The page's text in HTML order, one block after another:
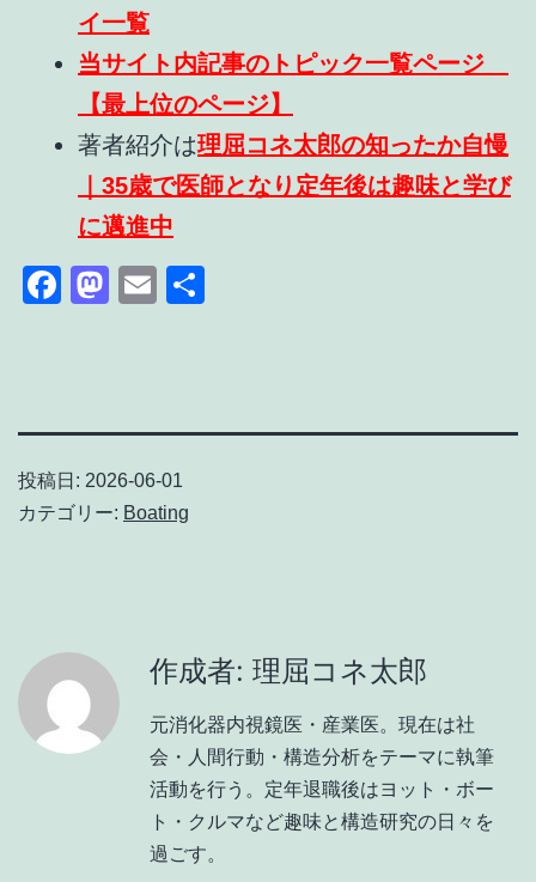
イ一覧
当サイト内記事のトピック一覧ページ
【最上位のページ】
著者紹介は理屈コネ太郎の知ったか自慢
｜35歳で医師となり定年後は趣味と学び
に邁進中
Facebook
Mastodon
Email
投稿日: 2026-06-01
カテゴリー: Boating
作成者: 理屈コネ太郎
元消化器内視鏡医・産業医。現在は社
会・人間行動・構造分析をテーマに執筆
活動を行う。定年退職後はヨット・ボー
ト・クルマなど趣味と構造研究の日々を
過ごす。